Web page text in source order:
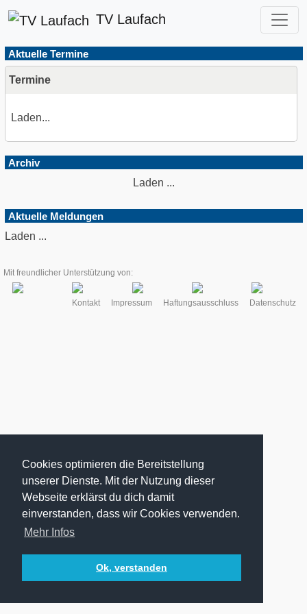
Cookies optimieren die Bereitstellung
unserer Dienste. Mit der Nutzung dieser
Webseite erklärst du dich damit
einverstanden, dass wir Cookies verwenden.
Mehr Infos
Ok, verstanden
TV Laufach
Aktuelle Termine
Termine
Laden...
Archiv
Laden ...
Aktuelle Meldungen
Laden ...
Mit freundlicher Unterstützung von:
Kontakt Impressum Haftungsausschluss Datenschutz